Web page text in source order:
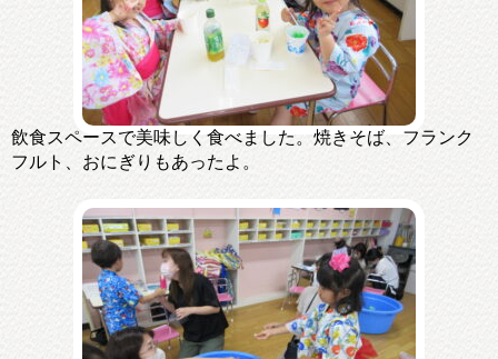
飲食スペースで美味しく食べました。焼きそば、フランク
フルト、おにぎりもあったよ。